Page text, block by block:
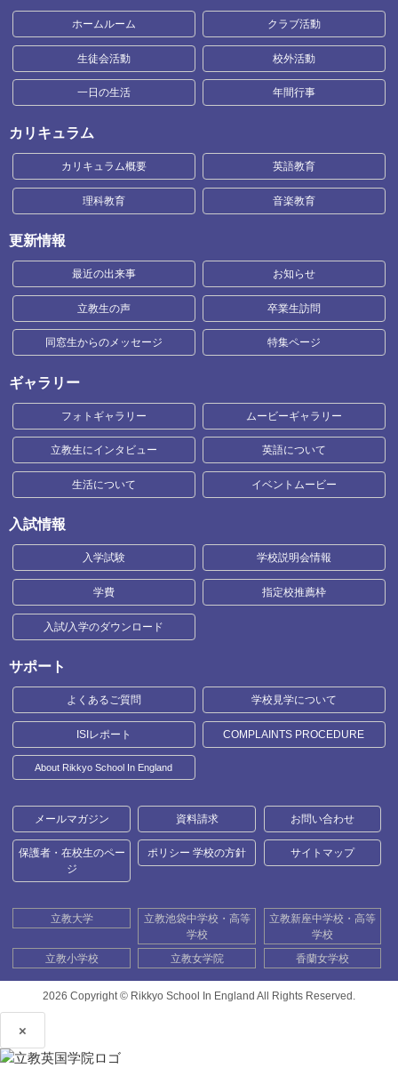
ホームルーム クラブ活動
生徒会活動 校外活動
一日の生活 年間行事
カリキュラム
カリキュラム概要 英語教育
理科教育 音楽教育
更新情報
最近の出来事 お知らせ
立教生の声 卒業生訪問
同窓生からのメッセージ 特集ページ
ギャラリー
フォトギャラリー ムービーギャラリー
立教生にインタビュー 英語について
生活について イベントムービー
入試情報
入学試験 学校説明会情報
学費 指定校推薦枠
入試/入学のダウンロード
サポート
よくあるご質問 学校見学について
ISIレポート COMPLAINTS PROCEDURE
About Rikkyo School In England
メールマガジン 資料請求 お問い合わせ
保護者・在校生のペー
ジ
ポリシー 学校の方針 サイトマップ
立教大学
立教池袋中学校・高等
学校
立教新座中学校・高等
学校
立教小学校
立教女学院 香蘭女学校
2026 Copyright © Rikkyo School In England All Rights Reserved.
×